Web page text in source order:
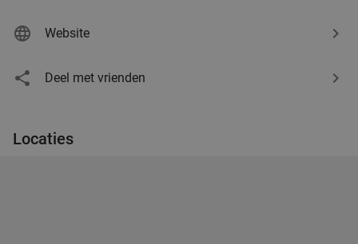
Website
Deel met vrienden
Locaties